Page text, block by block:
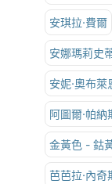
安琪拉·費爾
安娜瑪莉史
安妮·奧布萊
阿圖爾·帕納
金黃色 - 鈷
芭芭拉·內奇